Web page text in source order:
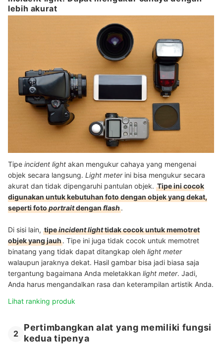
lebih akurat
Tipe incident light akan mengukur cahaya yang mengenai
objek secara langsung. Light meter ini bisa mengukur secara
akurat dan tidak dipengaruhi pantulan objek. Tipe ini cocok
digunakan untuk kebutuhan foto dengan objek yang dekat,
seperti fotoportraitdenganflash.
Di sisi lain, tipeincident lighttidak cocok untuk memotret
objek yang jauh. Tipe ini juga tidak cocok untuk memotret
binatang yang tidak dapat ditangkap oleh light meter
walaupun jaraknya dekat. Hasil gambar bisa jadi biasa saja
tergantung bagaimana Anda meletakkan light meter. Jadi,
Anda harus mengandalkan rasa dan keterampilan artistik Anda.
Lihat ranking produk
2
Pertimbangkan alat yang memiliki fungsi
kedua tipenya